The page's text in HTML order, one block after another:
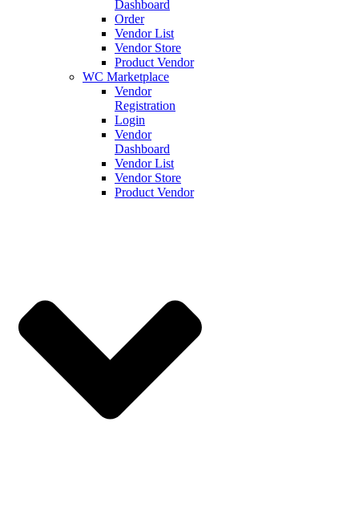
Dashboard
Order
Vendor List
Vendor Store
Product Vendor
WC Marketplace
Vendor
Registration
Login
Vendor
Dashboard
Vendor List
Vendor Store
Product Vendor